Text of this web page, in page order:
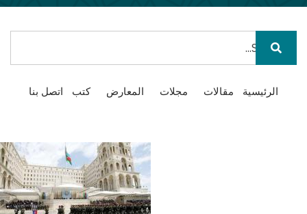
Main
navigation
الرئيسية مقالات مجلات المعارض كتب اتصل بنا